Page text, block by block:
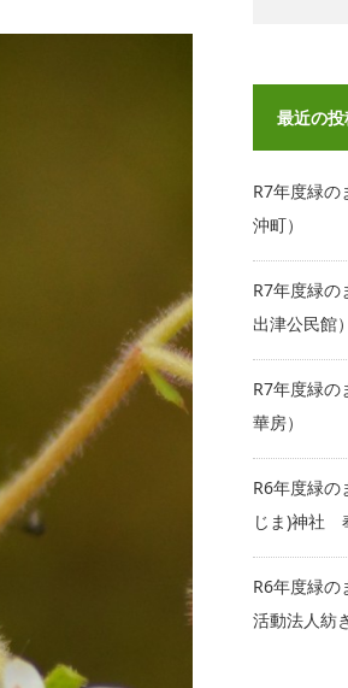
最近の
R7年度緑
沖町）
R7年度緑
出津公民館）
R7年度緑
華房）
R6年度緑の
じま)神社
R6年度緑の
活動法人紡